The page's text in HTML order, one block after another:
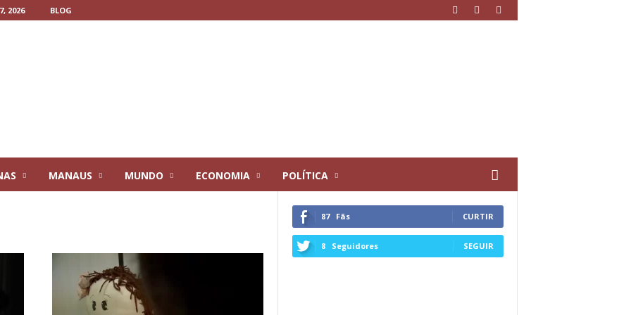
2026 BLOG
MANAUS MUNDO ECONOMIA POLÍTICA
87 Fãs CURTIR
8 Seguidores SEGUIR